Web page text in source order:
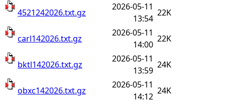
4521242026.txt.gz
2026-05-11
13:54
22K
carl142026.txt.gz
2026-05-11
14:00
22K
bktl142026.txt.gz
2026-05-11
13:59
24K
obxc142026.txt.gz
2026-05-11
14:12
24K